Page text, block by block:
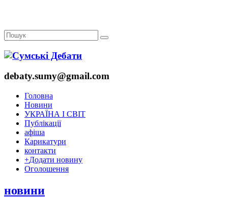
debaty.sumy@gmail.com
Головна
Новини
УКРАЇНА І СВІТ
Публікації
афіша
Карикатури
контакти
+Додати новину
Оголошення
новини